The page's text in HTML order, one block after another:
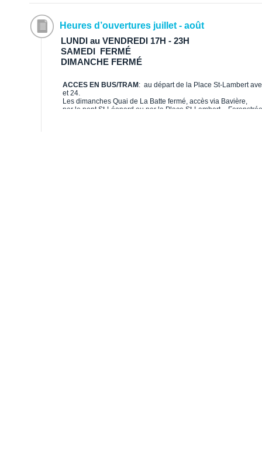
LUNDI au VENDREDI 17H - 23H
SAMEDI FERMÉ
DIMANCHE FERMÉ
Heures d’ouvertures juillet - août
ACCES EN BUS/TRAM: au départ de la Place St-Lambert
et 24.
Les dimanches Quai de La Batte fermé, accès via Bavière,
par le pont St-Léonard ou par la Place St-Lambert – Feronstrée